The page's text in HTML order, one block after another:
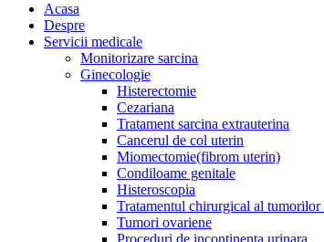
Acasa
Despre
Servicii medicale
Monitorizare sarcina
Ginecologie
Histerectomie
Cezariana
Tratament sarcina extrauterina
Cancerul de col uterin
Miomectomie(fibrom uterin)
Condiloame genitale
Histeroscopia
Tratamentul chirurgical al tumorilor
Tumori ovariene
Proceduri de incontinenta urinara